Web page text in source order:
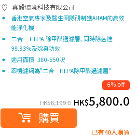
真毅環境科技有限公司
香港空氣專家及醫生團隊研制獲AHAM的高效
能淨化機
二合一 HEPA 除甲醛過濾層, 同時除菌達
99.93%及除臭功效
適用面積: 380-550呎
跟機濾網為"二合一HEPA除甲醛過濾層"
6% off
HK$6,199.0 HK$5,800.0
購買
已有40人購買